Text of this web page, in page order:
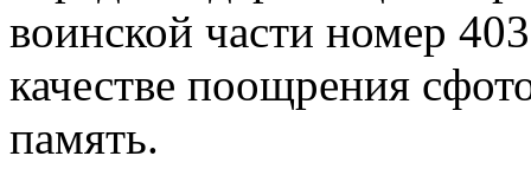
воинской части номер
качестве поощрения
память.